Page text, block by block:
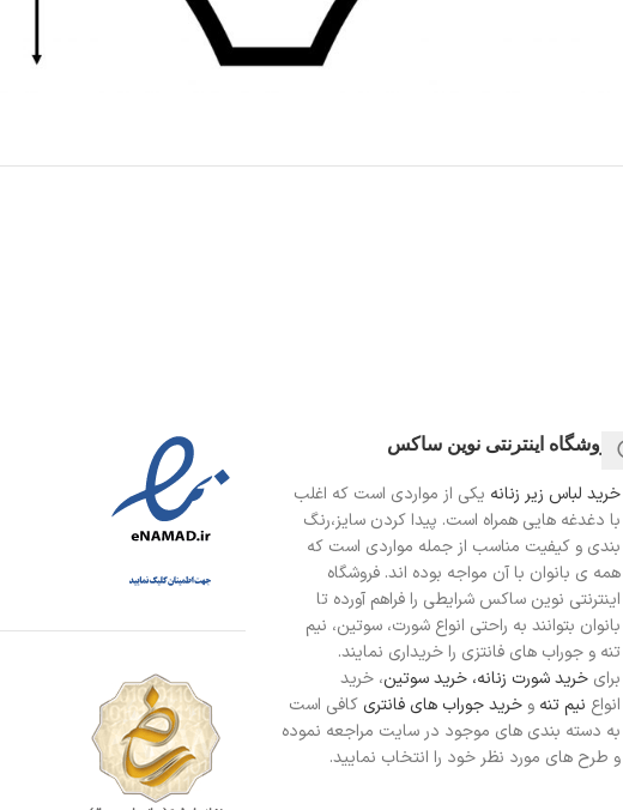
فروشگاه اینترنتی نوین ساکس
خرید لباس زیر زنانه یکی از مواردی است که اغلب
با دغدغه هایی همراه است. پیدا کردن سایز،رنگ
بندی و کیفیت مناسب از جمله مواردی است که
همه ی بانوان با آن مواجه بوده اند. فروشگاه
اینترنتی نوین ساکس شرایطی را فراهم آورده تا
بانوان بتوانند به راحتی انواع شورت، سوتین، نیم
تنه و جوراب های فانتزی را خریداری نمایند.
برای خرید شورت زنانه، خرید سوتین، خرید
انواع نیم تنه و خرید جوراب های فانتری کافی است
به دسته بندی های موجود در سایت مراجعه نموده
و طرح های مورد نظر خود را انتخاب نمایید.